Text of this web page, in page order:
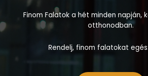
Finom Falatok a hét minden napján,
otthonodban.
Rendelj, finom falatokat